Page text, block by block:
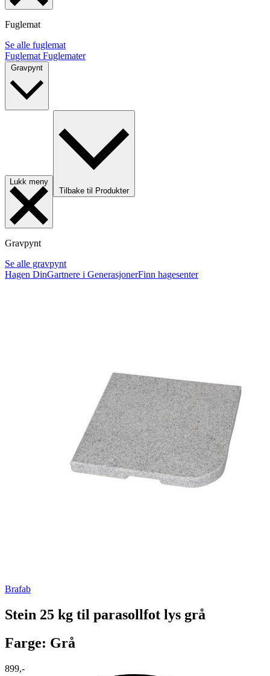
Fuglemat
Se alle fuglemat
Fuglemat Fuglemater
Lukk meny
Tilbake til Produkter
Gravpynt
Se alle gravpynt
Hagen DinGartnere i GenerasjonerFinn hagesenter
Brafab
Stein 25 kg til parasollfot lys grå
Farge: Grå
899,-